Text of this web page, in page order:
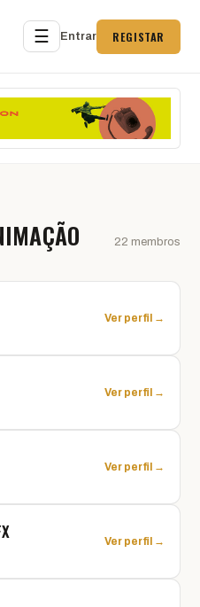
☰ Entrar REGISTAR
22 membros
Ver perfil →
Ver perfil →
Ver perfil →
Ver perfil →